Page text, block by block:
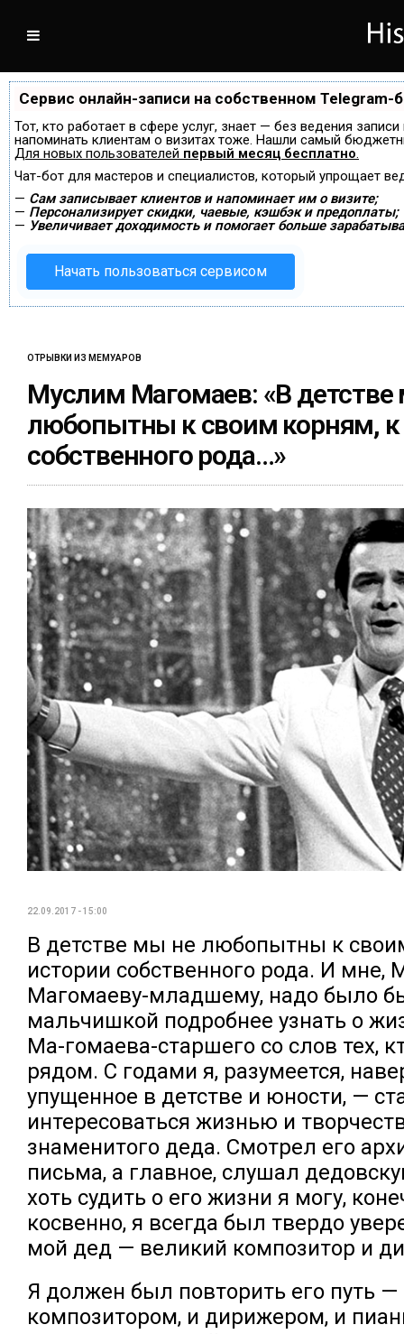
Сервис онлайн-записи на собственном Telegram-
Тот, кто работает в сфере услуг, знает — без ведения
напоминать клиентам о визитах тоже. Нашли самый
Для новых пользователей первый месяц бесплатно.
Чат-бот для мастеров и специалистов, который упрощает
— Сам записывает клиентов и напоминает им о визите;
— Персонализирует скидки, чаевые, кэшбэк и предоплаты;
— Увеличивает доходимость и помогает больше
Начать пользоваться сервисом
ОТРЫВКИ ИЗ МЕМУАРОВ
Муслим Магомаев: «В
любопытны к своим корням, к
собственного рода…»
22.09.2017 - 15:00
В детстве мы не любопытны к
истории собственного рода. И мне,
Магомаеву-младшему, надо было
мальчишкой подробнее узнать о
Ма-гомаева-старшего со слов тех,
рядом. С годами я, разумеется,
упущенное в детстве и юности, —
интересоваться жизнью и
знаменитого деда. Смотрел его
письма, а главное, слушал
хоть судить о его жизни я могу,
косвенно, я всегда был твердо
мой дед — великий композитор и
Я должен был повторить его путь —
композитором, и дирижером, и